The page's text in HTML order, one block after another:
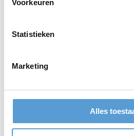
Voorkeuren
Statistieken
Marketing
Alles
Top